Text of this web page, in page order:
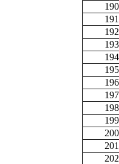
190
191
192
193
194
195
196
197
198
199
200
201
202